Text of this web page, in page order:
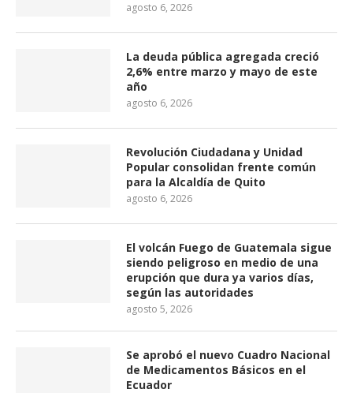
agosto 6, 2026
La deuda pública agregada creció
2,6% entre marzo y mayo de este
año
agosto 6, 2026
Revolución Ciudadana y Unidad
Popular consolidan frente común
para la Alcaldía de Quito
agosto 6, 2026
El volcán Fuego de Guatemala sigue
siendo peligroso en medio de una
erupción que dura ya varios días,
según las autoridades
agosto 5, 2026
Se aprobó el nuevo Cuadro Nacional
de Medicamentos Básicos en el
Ecuador